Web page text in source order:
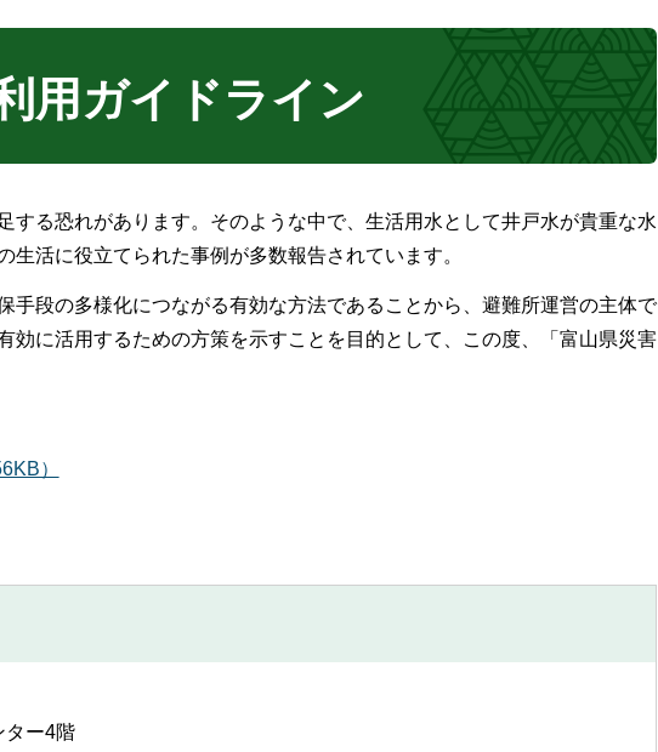
用ガイドライン
する恐れがあります。そのような中で、生活用水として井戸水が貴重な水
活に役立てられた事例が多数報告されています。
手段の多様化につながる有効な方法であることから、避難所運営の主体で
効に活用するための方策を示すことを目的として、この度、「富山県災害
）
ター4階